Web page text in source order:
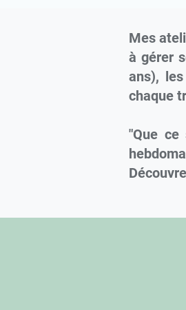
Mes
à gérer
ans),
chaque
"Que ce